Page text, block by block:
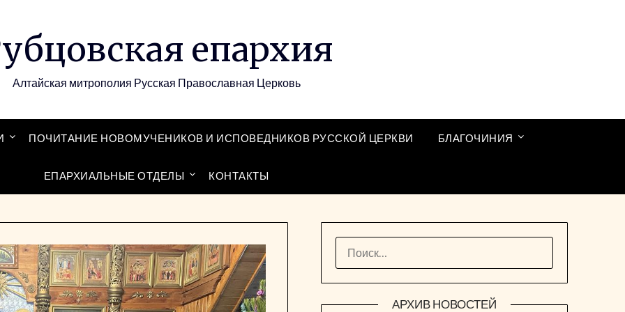
епархия
Алтайская митрополия Русская Православная Церковь
ПОЧИТАНИЕ НОВОМУЧЕНИКОВ И ИСПОВЕДНИКОВ РУССКОЙ ЦЕРКВИ БЛАГОЧИНИЯ
ЕПАРХИАЛЬНЫЕ ОТДЕЛЫ КОНТАКТЫ
АРХИВ НОВОСТЕЙ